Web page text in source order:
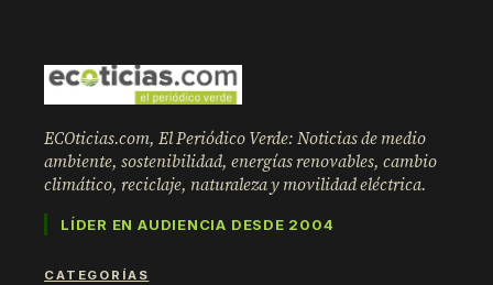
ECOticias.com, El Periódico Verde: Noticias de medio
ambiente, sostenibilidad, energías renovables, cambio
climático, reciclaje, naturaleza y movilidad eléctrica.
LÍDER EN AUDIENCIA DESDE 2004
CATEGORÍAS